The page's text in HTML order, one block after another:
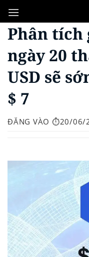
qua
nội
Phân
ngày 20
USD sẽ
$ 7
ĐĂNG VÀO ⏱️20/06/